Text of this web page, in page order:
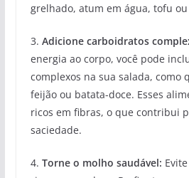
grelhado, atum em água, tofu ou
3. Adicione carboidratos
energia ao corpo, você pode
complexos na sua salada, como
feijão ou batata-doce. Esses
ricos em fibras, o que contribui
saciedade.
4. Torne o molho saudável: